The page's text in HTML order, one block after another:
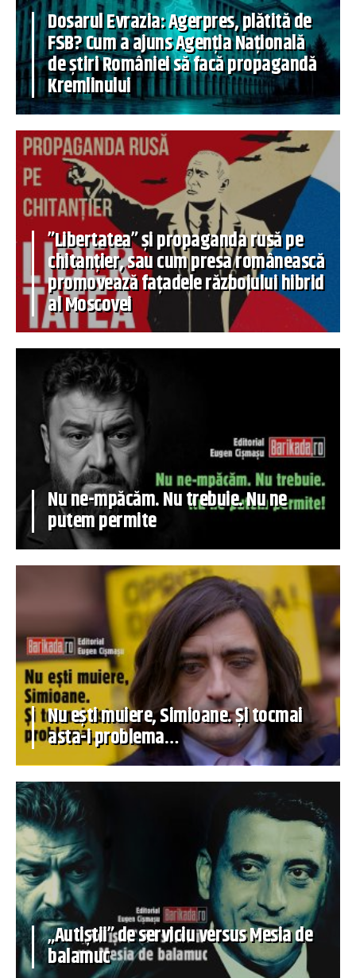
Dosarul Evrazia: Agerpres, plătită de
FSB? Cum a ajuns Agenția Națională
de știri României să facă propagandă
Kremlinului
”Libertatea” și propaganda rusă pe
chitanțier, sau cum presa românească
promovează fațadele războiului hibrid
al Moscovei
Nu ne-mpăcăm. Nu trebuie. Nu ne
putem permite
Nu ești muiere, Simioane. Și tocmai
asta-i problema…
„Autiștii” de serviciu versus Mesia de
balamuc